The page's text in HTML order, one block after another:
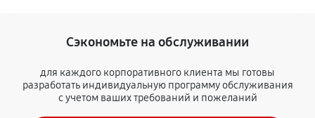
Сэкономьте на обслуживании
для каждого корпоративного клиента мы готовы
разработать индивидуальную программу обслуживания
с учетом ваших требований и пожеланий